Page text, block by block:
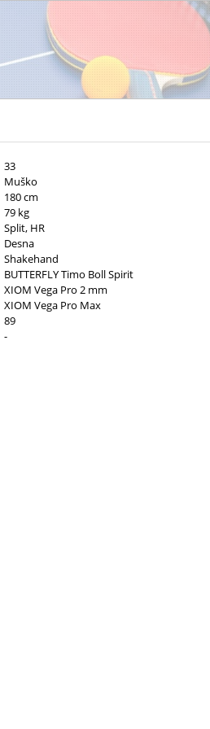
33
Muško
180 cm
79 kg
Split, HR
Desna
Shakehand
BUTTERFLY Timo Boll Spirit
XIOM Vega Pro 2 mm
XIOM Vega Pro Max
89
-